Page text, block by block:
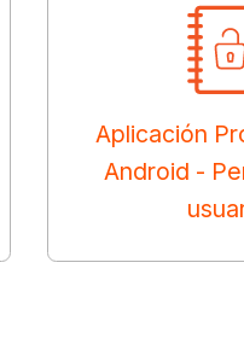
Aplicación
Android -